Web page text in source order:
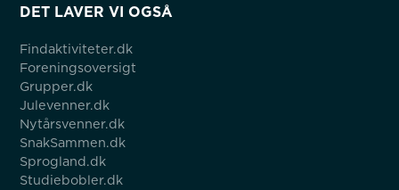
DET LAVER VI OGSÅ
Findaktiviteter.dk
Foreningsoversigt
Grupper.dk
Julevenner.dk
Nytårsvenner.dk
SnakSammen.dk
Sprogland.dk
Studiebobler.dk